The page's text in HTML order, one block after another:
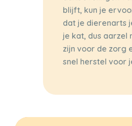
blijft, kun je
dat je dierenarts
je kat, dus aarzel
zijn voor de zorg
snel herstel voor